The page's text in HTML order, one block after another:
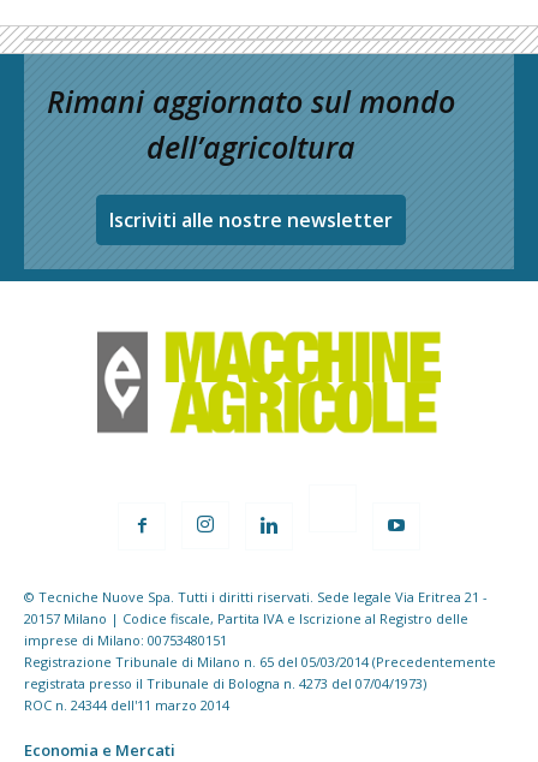
Rimani aggiornato sul mondo
dell’agricoltura
Iscriviti alle nostre newsletter
© Tecniche Nuove Spa. Tutti i diritti riservati. Sede legale Via Eritrea 21 -
20157 Milano | Codice fiscale, Partita IVA e Iscrizione al Registro delle
imprese di Milano: 00753480151
Registrazione Tribunale di Milano n. 65 del 05/03/2014 (Precedentemente
registrata presso il Tribunale di Bologna n. 4273 del 07/04/1973)
ROC n. 24344 dell'11 marzo 2014
Economia e Mercati